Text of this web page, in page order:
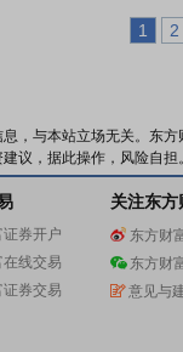
1 2
，与本站立场无关。东
议，据此操作，风险自担